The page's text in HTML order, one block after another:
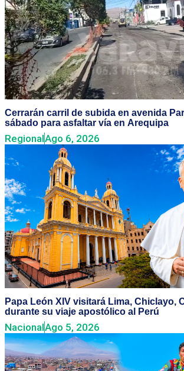
Cerrarán carril de subida en avenida
sábado para asfaltar vía en Arequipa
RegionalAgo 6, 2026
Papa León XIV visitará Lima, Chiclayo,
durante su viaje apostólico al Perú
NacionalAgo 5, 2026